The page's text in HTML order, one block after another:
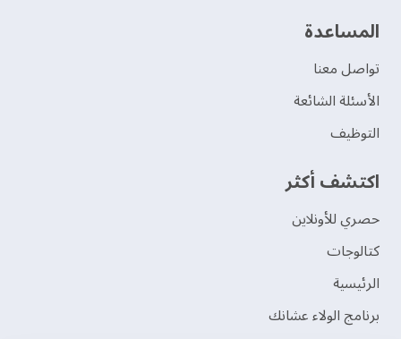
‫المساعدة‬
تواصل معنا
الأسئلة الشائعة
التوظيف
اكتشف أكثر
حصري للأونلاين
‫كتالوجات‬
الرئيسية
برنامج الولاء عشانك